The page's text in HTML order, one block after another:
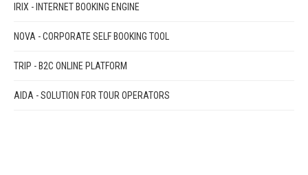
IRIX - INTERNET BOOKING ENGINE
NOVA - CORPORATE SELF BOOKING TOOL
TRIP - B2C ONLINE PLATFORM
AIDA - SOLUTION FOR TOUR OPERATORS